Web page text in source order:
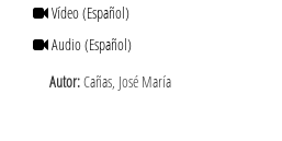
Vídeo(Español)
Audio(Español)
Autor:Cañas, José María